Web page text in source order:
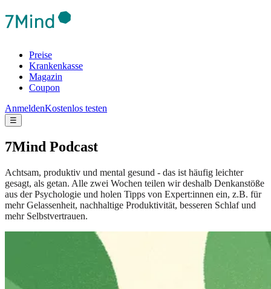
Preise
Krankenkasse
Magazin
Coupon
AnmeldenKostenlos testen
☰
7Mind Podcast
Achtsam, produktiv und mental gesund - das ist häufig leichter
gesagt, als getan. Alle zwei Wochen teilen wir deshalb Denkanstöße
aus der Psychologie und holen Tipps von Expert:innen ein, z.B. für
mehr Gelassenheit, nachhaltige Produktivität, besseren Schlaf und
mehr Selbstvertrauen.